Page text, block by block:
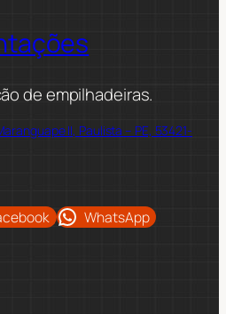
de empilhadeiras.
II, Paulista – PE, 53421-
WhatsApp